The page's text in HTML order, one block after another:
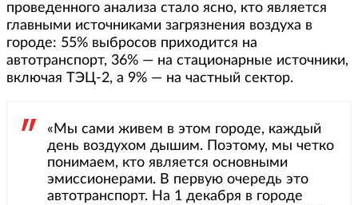
проведенного анализа стало ясно, кто является
главными источниками загрязнения воздуха в
городе: 55% выбросов приходится на
автотранспорт, 36% — на стационарные источники,
включая ТЭЦ-2, а 9% — на частный сектор.
«Мы сами живем в этом городе, каждый
день воздухом дышим. Поэтому, мы четко
понимаем, кто является основными
эмиссионерами. В первую очередь это
автотранспорт. На 1 декабря в городе